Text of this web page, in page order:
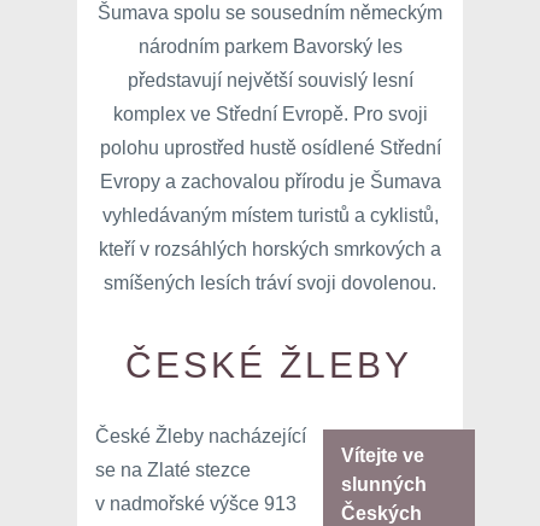
Šumava spolu se sousedním německým
národním parkem Bavorský les
představují největší souvislý lesní
komplex ve Střední Evropě. Pro svoji
polohu uprostřed hustě osídlené Střední
Evropy a zachovalou přírodu je Šumava
vyhledávaným místem turistů a cyklistů,
kteří v rozsáhlých horských smrkových a
smíšených lesích tráví svoji dovolenou.
ČESKÉ ŽLEBY
Vítejte ve
slunných
Českých
České Žleby nacházející
se na Zlaté stezce
v nadmořské výšce 913